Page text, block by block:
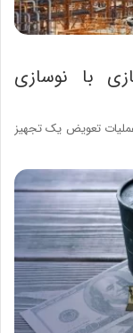
با نوسازی
عملیات تعویض یک تجهیز